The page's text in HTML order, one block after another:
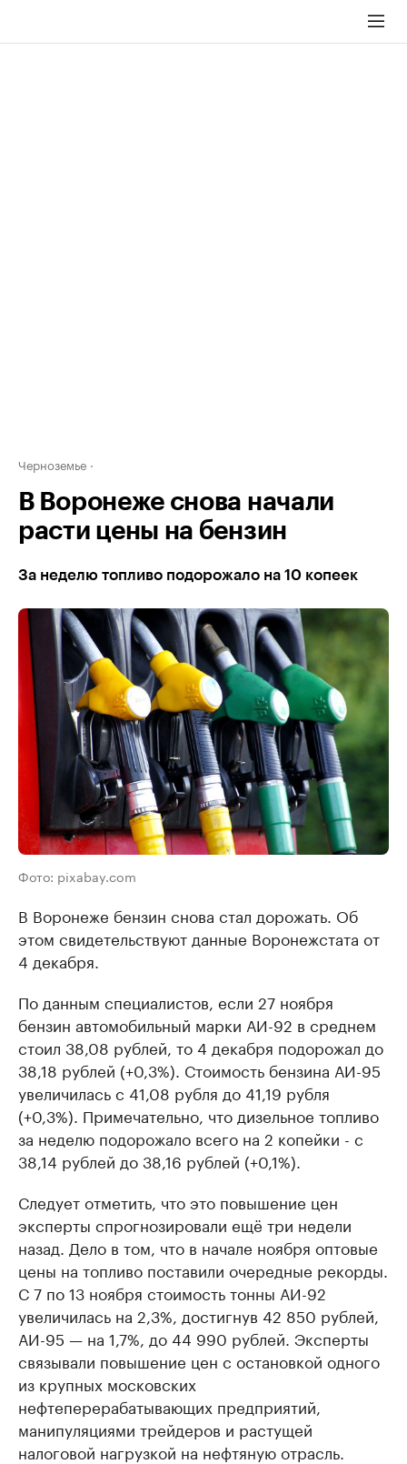
Черноземье
В Воронеже снова начали
расти цены на бензин
За неделю топливо подорожало на 10 копеек
Фото: pixabay.com
В Воронеже бензин снова стал дорожать. Об
этом свидетельствуют данные Воронежстата от
4 декабря.
По данным специалистов, если 27 ноября
бензин автомобильный марки АИ-92 в среднем
стоил 38,08 рублей, то 4 декабря подорожал до
38,18 рублей (+0,3%). Стоимость бензина АИ-95
увеличилась с 41,08 рубля до 41,19 рубля
(+0,3%). Примечательно, что дизельное топливо
за неделю подорожало всего на 2 копейки - с
38,14 рублей до 38,16 рублей (+0,1%).
Следует отметить, что это повышение цен
эксперты спрогнозировали ещё три недели
назад. Дело в том, что в начале ноября оптовые
цены на топливо поставили очередные рекорды.
С 7 по 13 ноября стоимость тонны АИ-92
увеличилась на 2,3%, достигнув 42 850 рублей,
АИ-95 — на 1,7%, до 44 990 рублей. Эксперты
связывали повышение цен с остановкой одного
из крупных московских
нефтеперерабатывающих предприятий,
манипуляциями трейдеров и растущей
налоговой нагрузкой на нефтяную отрасль.